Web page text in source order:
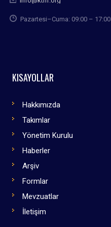
Pazartesi–Cuma: 09:00 – 17:00
KISAYOLLAR
Hakkımızda
Takımlar
Yönetim Kurulu
Haberler
Arşiv
Formlar
Mevzuatlar
İletişim